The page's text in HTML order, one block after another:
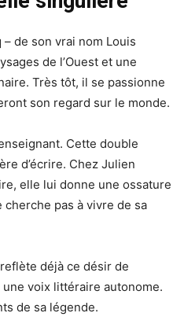
de son vrai nom Louis
de l’Ouest et une
Très tôt, il se passionne
son regard sur le monde.
Cette double
d’écrire. Chez Julien
elle lui donne une ossature
pas à vivre de sa
déjà ce désir de
voix littéraire autonome.
de sa légende.